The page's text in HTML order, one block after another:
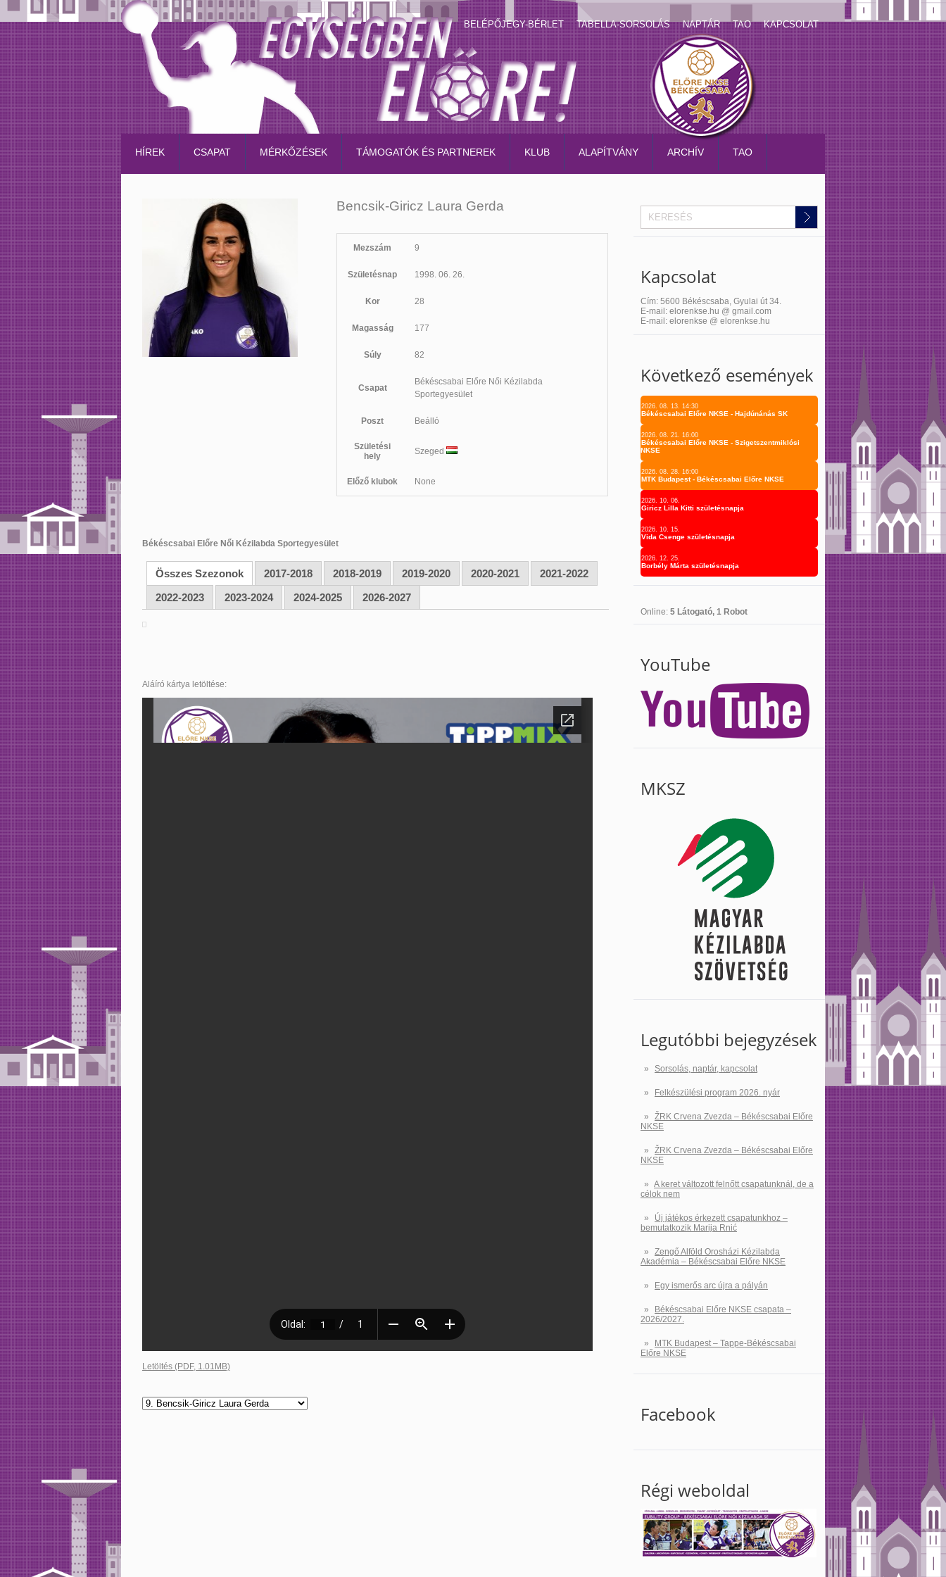
BELÉPŐJEGY-BÉRLET TABELLA-SORSOLÁS NAPTÁR TAO KAPCSOLAT
HÍREK CSAPAT MÉRKŐZÉSEK TÁMOGATÓK ÉS PARTNEREK KLUB ALAPÍTVÁNY ARCHÍV TAO
Kapcsolat
Cím: 5600 Békéscsaba, Gyulai út 34.
E-mail: elorenkse.hu @ gmail.com
E-mail: elorenkse @ elorenkse.hu
Következő események
2026. 08. 13. 14:30
Békéscsabai Előre NKSE - Hajdúnánás SK
2026. 08. 21. 16:00
Békéscsabai Előre NKSE - Szigetszentmiklósi
NKSE
2026. 08. 28. 16:00
MTK Budapest - Békéscsabai Előre NKSE
2026. 10. 06.
Giricz Lilla Kitti születésnapja
2026. 10. 15.
Vida Csenge születésnapja
2026. 12. 25.
Borbély Márta születésnapja
Online: 5 Látogató, 1 Robot
YouTube
MKSZ
Legutóbbi bejegyzések
Sorsolás, naptár, kapcsolat
Felkészülési program 2026. nyár
ŽRK Crvena Zvezda – Békéscsabai Előre
NKSE
ŽRK Crvena Zvezda – Békéscsabai Előre
NKSE
A keret változott felnőtt csapatunknál, de a
célok nem
Új játékos érkezett csapatunkhoz –
bemutatkozik Marija Rnić
Zengő Alföld Orosházi Kézilabda
Akadémia – Békéscsabai Előre NKSE
Egy ismerős arc újra a pályán
Békéscsabai Előre NKSE csapata –
2026/2027.
MTK Budapest – Tappe-Békéscsabai
Előre NKSE
Facebook
Régi weboldal
Bencsik-Giricz Laura Gerda
Mezszám 9
Születésnap 1998. 06. 26.
Kor 28
Magasság 177
Súly 82
Csapat
Békéscsabai Előre Női Kézilabda
Sportegyesület
Poszt Beálló
Születési
hely
Szeged
Előző klubok None
Békéscsabai Előre Női Kézilabda Sportegyesület
Összes Szezonok 2017-2018 2018-2019 2019-2020 2020-2021
2021-2022
2022-2023
2023-2024 2024-2025 2026-2027
Aláíró kártya letöltése:
Letöltés (PDF, 1.01MB)